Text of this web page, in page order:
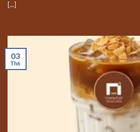
[...]
03
Th6